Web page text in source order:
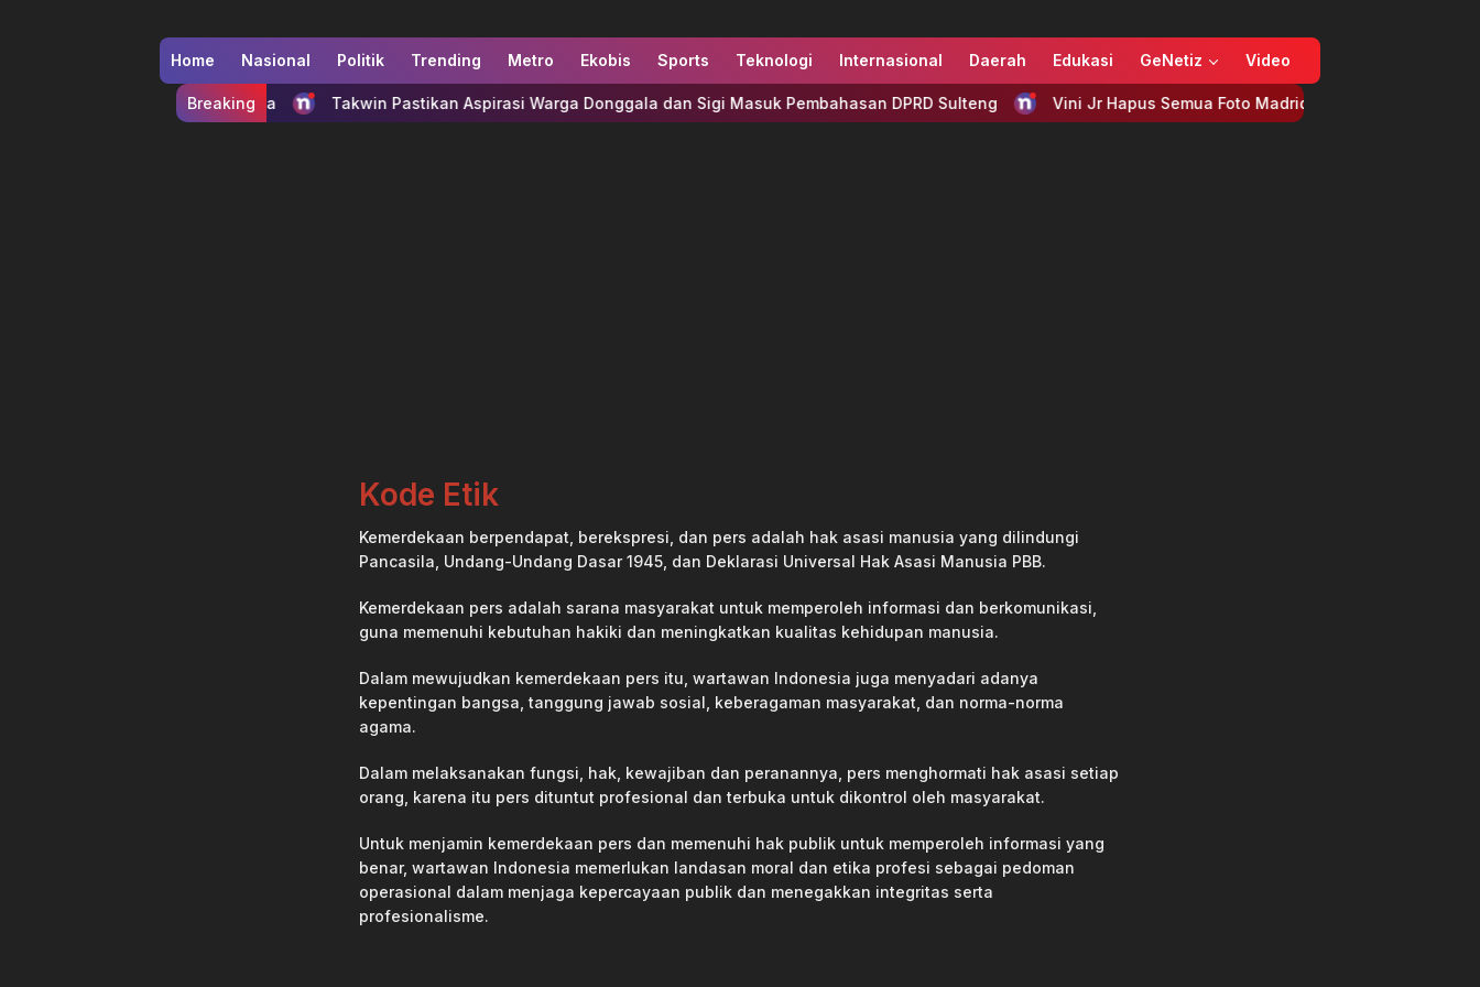
Home Nasional Politik Trending Metro Ekobis Sports Teknologi Internasional Daerah Edukasi GeNetiz Video
Breaking
Minang yang Melegenda Takwin Pastikan Aspirasi Warga Donggala dan Sigi Masuk Pembahasan DPRD Sulteng Vini Jr Hapus Semua Foto Madrid Saat Negosiasi Kontrak
Kode Etik
Kemerdekaan berpendapat, berekspresi, dan pers adalah hak asasi manusia yang dilindungi
Pancasila, Undang-Undang Dasar 1945, dan Deklarasi Universal Hak Asasi Manusia PBB.
Kemerdekaan pers adalah sarana masyarakat untuk memperoleh informasi dan berkomunikasi,
guna memenuhi kebutuhan hakiki dan meningkatkan kualitas kehidupan manusia.
Dalam mewujudkan kemerdekaan pers itu, wartawan Indonesia juga menyadari adanya
kepentingan bangsa, tanggung jawab sosial, keberagaman masyarakat, dan norma-norma
agama.
Dalam melaksanakan fungsi, hak, kewajiban dan peranannya, pers menghormati hak asasi setiap
orang, karena itu pers dituntut profesional dan terbuka untuk dikontrol oleh masyarakat.
Untuk menjamin kemerdekaan pers dan memenuhi hak publik untuk memperoleh informasi yang
benar, wartawan Indonesia memerlukan landasan moral dan etika profesi sebagai pedoman
operasional dalam menjaga kepercayaan publik dan menegakkan integritas serta
profesionalisme.